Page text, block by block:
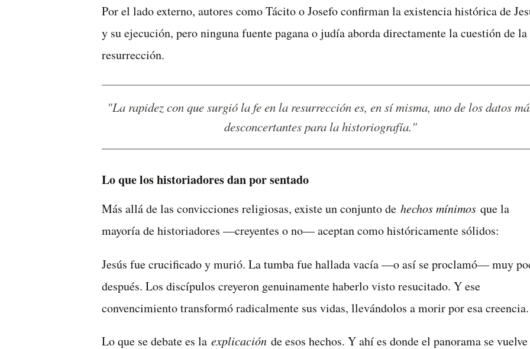
Por el lado externo, autores como Tácito o Josefo confirman la existencia histórica de
y su ejecución, pero ninguna fuente pagana o judía aborda directamente la cuestión de la
resurrección.
"La rapidez con que surgió la fe en la resurrección es, en sí misma, uno de los datos más
desconcertantes para la historiografía."
Lo que los historiadores dan por sentado
Más allá de las convicciones religiosas, existe un conjunto de hechos mínimos que la
mayoría de historiadores —creyentes o no— aceptan como históricamente sólidos:
Jesús fue crucificado y murió. La tumba fue hallada vacía —o así se proclamó— muy
después. Los discípulos creyeron genuinamente haberlo visto resucitado. Y ese
convencimiento transformó radicalmente sus vidas, llevándolos a morir por esa creencia.
Lo que se debate es la explicación de esos hechos. Y ahí es donde el panorama se vuelve